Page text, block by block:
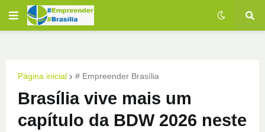
Página inicial # Empreender Brasília
Brasília vive mais um
capítulo da BDW 2026 neste